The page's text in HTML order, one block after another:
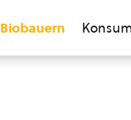
Biobauern